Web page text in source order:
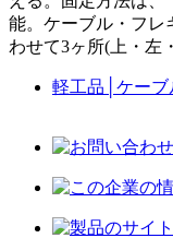
能。ケーブル・フレ
わせて3ヶ所(上・左
軽工品 ケーブ